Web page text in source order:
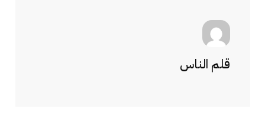
قلم الناس